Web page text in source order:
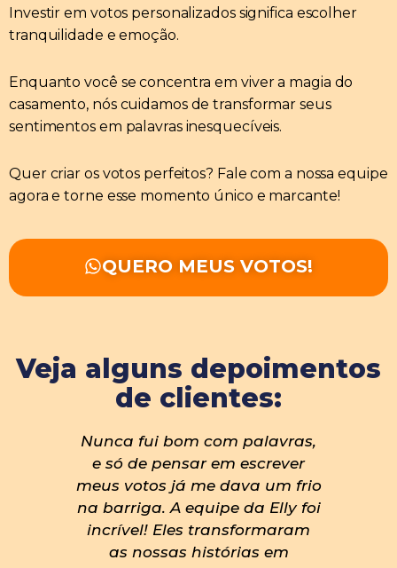
Investir em votos personalizados significa escolher
tranquilidade e emoção.
Enquanto você se concentra em viver a magia do
casamento, nós cuidamos de transformar seus
sentimentos em palavras inesquecíveis.
Quer criar os votos perfeitos? Fale com a nossa equipe
agora e torne esse momento único e marcante!
QUERO MEUS VOTOS!
Veja alguns depoimentos
de clientes:
palavras,
um frio
da Elly foi
Eu queria algo especial, mas
ao mesmo tempo que tivesse o
meu jeito. A equipe conseguiu
captar exatamente o que eu
queria dizer. No dia, os votos
emocionaram todo mundo.